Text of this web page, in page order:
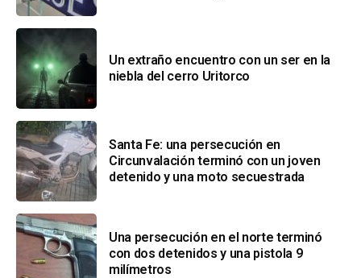
Un extraño encuentro con un ser en la
niebla del cerro Uritorco
Santa Fe: una persecución en
Circunvalación terminó con un joven
detenido y una moto secuestrada
Una persecución en el norte terminó
con dos detenidos y una pistola 9
milímetros